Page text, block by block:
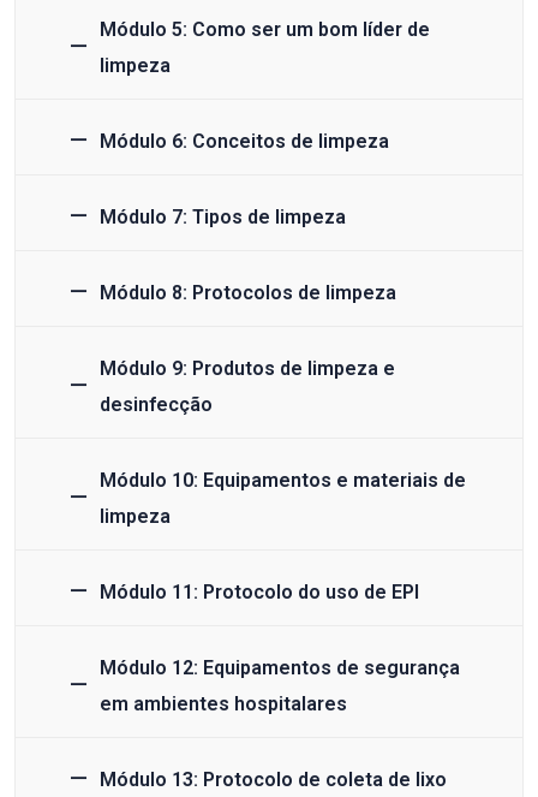
Módulo 5: Como ser um bom líder de
limpeza
Módulo 6: Conceitos de limpeza
Módulo 7: Tipos de limpeza
Módulo 8: Protocolos de limpeza
Módulo 9: Produtos de limpeza e
desinfecção
Módulo 10: Equipamentos e materiais de
limpeza
Módulo 11: Protocolo do uso de EPI
Módulo 12: Equipamentos de segurança
em ambientes hospitalares
Módulo 13: Protocolo de coleta de lixo